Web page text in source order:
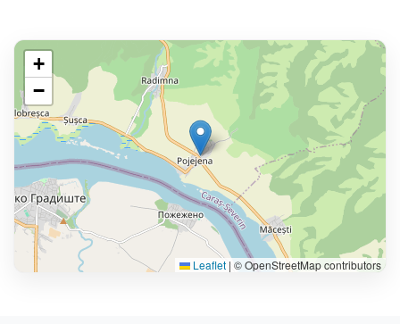
+
−
Leaflet | © OpenStreetMap contributors